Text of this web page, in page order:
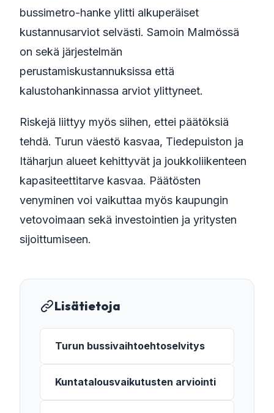
bussimetro-hanke ylitti alkuperäiset
kustannusarviot selvästi. Samoin Malmössä
on sekä järjestelmän
perustamiskustannuksissa että
kalustohankinnassa arviot ylittyneet.
Riskejä liittyy myös siihen, ettei päätöksiä
tehdä. Turun väestö kasvaa, Tiedepuiston ja
Itäharjun alueet kehittyvät ja joukkoliikenteen
kapasiteettitarve kasvaa. Päätösten
venyminen voi vaikuttaa myös kaupungin
vetovoimaan sekä investointien ja yritysten
sijoittumiseen.
Lisätietoja
Turun bussivaihtoehtoselvitys
Kuntatalousvaikutusten arviointi